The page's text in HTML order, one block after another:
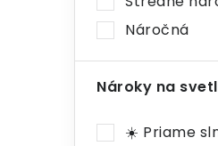
Náročná
Nároky na
☀️ Priame